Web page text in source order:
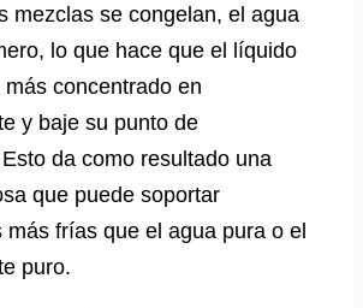
mezclas se congelan, el agua
lo que hace que el líquido
concentrado en
y baje su punto de
da como resultado una
que puede soportar
más frías que el agua pura o el
puro.